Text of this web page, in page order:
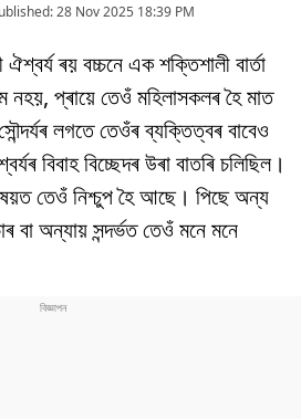
28 Nov 2025 18:39 PM
ৰয় বচ্চনে এক শক্তিশালী বাৰ্তা
প্ৰায়ে তেওঁ মহিলাসকলৰ হৈ মাত
লগতে তেওঁৰ ব্যক্তিত্বৰ বাবেও
বিবাহ বিচ্ছেদৰ উৰা বাতৰি চলিছিল।
তেওঁ নিশ্চুপ হৈ আছে। পিছে অন্য
বা অন্যায় সন্দৰ্ভত তেওঁ মনে মনে